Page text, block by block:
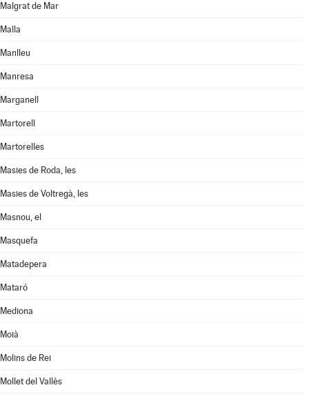
Malgrat de Mar
Malla
Manlleu
Manresa
Marganell
Martorell
Martorelles
Masies de Roda, les
Masies de Voltregà, les
Masnou, el
Masquefa
Matadepera
Mataró
Mediona
Moià
Molins de Rei
Mollet del Vallès